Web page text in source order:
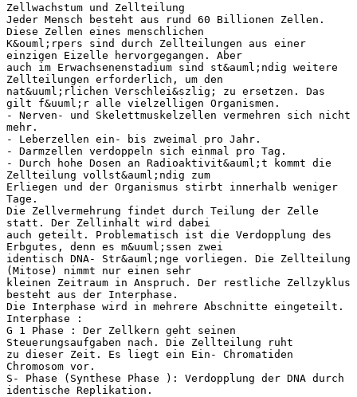
Zellwachstum und Zellteilung
Jeder Mensch besteht aus rund 60 Billionen Zellen.
Diese Zellen eines menschlichen
K&ouml;rpers sind durch Zellteilungen aus einer
einzigen Eizelle hervorgegangen. Aber
auch im Erwachsenenstadium sind st&auml;ndig weitere
Zellteilungen erforderlich, um den
nat&uuml;rlichen Verschlei&szlig; zu ersetzen. Das
gilt f&uuml;r alle vielzelligen Organismen.
- Nerven- und Skelettmuskelzellen vermehren sich nicht
mehr.
- Leberzellen ein- bis zweimal pro Jahr.
- Darmzellen verdoppeln sich einmal pro Tag.
- Durch hohe Dosen an Radioaktivit&auml;t kommt die
Zellteilung vollst&auml;ndig zum
Erliegen und der Organismus stirbt innerhalb weniger
Tage.
Die Zellvermehrung findet durch Teilung der Zelle
statt. Der Zellinhalt wird dabei
auch geteilt. Problematisch ist die Verdopplung des
Erbgutes, denn es m&uuml;ssen zwei
identisch DNA- Str&auml;nge vorliegen. Die Zellteilung
(Mitose) nimmt nur einen sehr
kleinen Zeitraum in Anspruch. Der restliche Zellzyklus
besteht aus der Interphase.
Die Interphase wird in mehrere Abschnitte eingeteilt.
Interphase :
G 1 Phase : Der Zellkern geht seinen
Steuerungsaufgaben nach. Die Zellteilung ruht
zu dieser Zeit. Es liegt ein Ein- Chromatiden
Chromosom vor.
S- Phase (Synthese Phase ): Verdopplung der DNA durch
identische Replikation.